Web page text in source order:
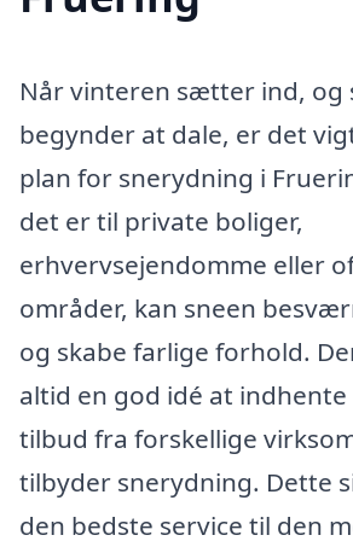
Når vinteren sætter ind, og
begynder at dale, er det
plan for snerydning i
det er til private boliger,
erhvervsejendomme eller
områder, kan sneen
og skabe farlige forhold.
altid en god idé at
tilbud fra forskellige
tilbyder snerydning. Dette
den bedste service til den